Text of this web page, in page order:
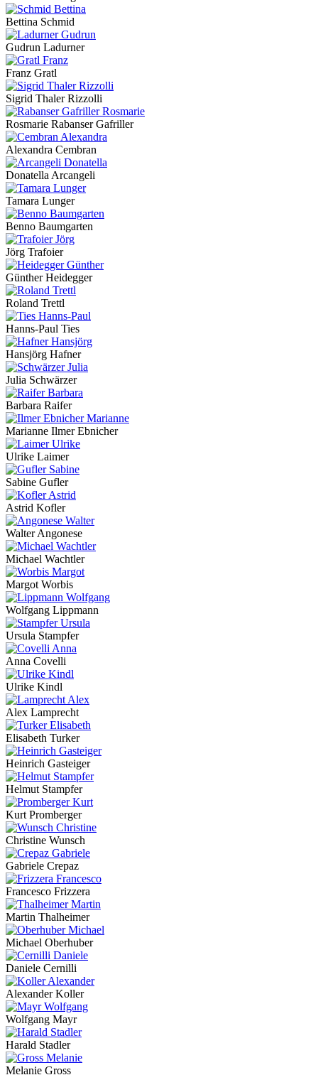
Bettina Schmid
Gudrun Ladurner
Franz Gratl
Sigrid Thaler Rizzolli
Rosmarie Rabanser Gafriller
Alexandra Cembran
Donatella Arcangeli
Tamara Lunger
Benno Baumgarten
Jörg Trafoier
Günther Heidegger
Roland Trettl
Hanns-Paul Ties
Hansjörg Hafner
Julia Schwärzer
Barbara Raifer
Marianne Ilmer Ebnicher
Ulrike Laimer
Sabine Gufler
Astrid Kofler
Walter Angonese
Michael Wachtler
Margot Worbis
Wolfgang Lippmann
Ursula Stampfer
Anna Covelli
Ulrike Kindl
Alex Lamprecht
Elisabeth Turker
Heinrich Gasteiger
Helmut Stampfer
Kurt Promberger
Christine Wunsch
Gabriele Crepaz
Francesco Frizzera
Martin Thalheimer
Michael Oberhuber
Daniele Cernilli
Alexander Koller
Wolfgang Mayr
Harald Stadler
Melanie Gross